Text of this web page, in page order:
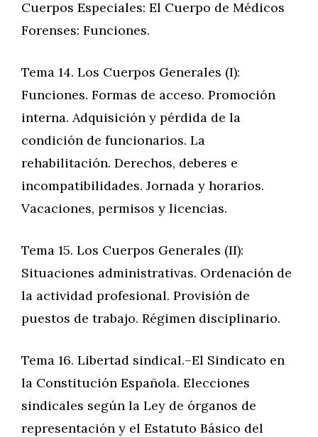
Cuerpos Especiales: El Cuerpo de Médicos
Forenses: Funciones.
Tema 14. Los Cuerpos Generales (I):
Funciones. Formas de acceso. Promoción
interna. Adquisición y pérdida de la
condición de funcionarios. La
rehabilitación. Derechos, deberes e
incompatibilidades. Jornada y horarios.
Vacaciones, permisos y licencias.
Tema 15. Los Cuerpos Generales (II):
Situaciones administrativas. Ordenación de
la actividad profesional. Provisión de
puestos de trabajo. Régimen disciplinario.
Tema 16. Libertad sindical.–El Sindicato en
la Constitución Española. Elecciones
sindicales según la Ley de órganos de
representación y el Estatuto Básico del